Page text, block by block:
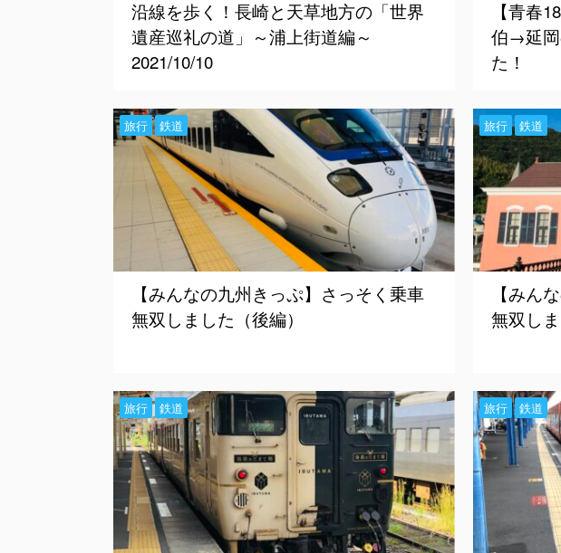
沿線を歩く！長崎と天草地方の「世界
遺産巡礼の道」～浦上街道編～
2021/10/10
【青春
伯→延岡
た！
旅行 鉄道
【みんなの九州きっぷ】さっそく乗車
無双しました（後編）
旅行 鉄道
【みん
無双し
旅行 鉄道 旅行 鉄道